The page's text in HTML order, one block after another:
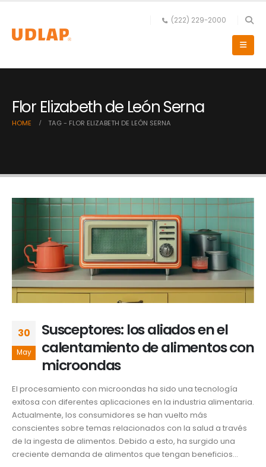
(222) 229-2000
Flor Elizabeth de León Serna
HOME TAG - FLOR ELIZABETH DE LEÓN SERNA
30
May
Susceptores: los aliados en el
calentamiento de alimentos con
microondas
El procesamiento con microondas ha sido una tecnología
exitosa con diferentes aplicaciones en la industria alimentaria.
Actualmente, los consumidores se han vuelto más
conscientes sobre temas relacionados con la salud a través
de la ingesta de alimentos. Debido a esto, ha surgido una
creciente demanda de alimentos que tengan beneficios...